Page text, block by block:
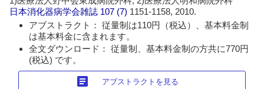
日本消化器病学会雑誌 107 (7) 1151-1158, 2010.
アブストラクト： 従量制は110円（税込）、基本料金制
は基本料金に含まれます。
全文ダウンロード： 従量制、基本料金制の方共に770円
(税込) です。
article アブストラクトを見る